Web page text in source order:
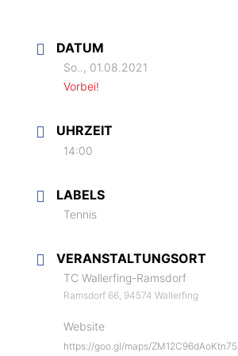
DATUM
So.., 01.08.2021
Vorbei!
UHRZEIT
14:00
LABELS
Tennis
VERANSTALTUNGSORT
TC Wallerfing-Ramsdorf
Ramsdorf 66, 94574 Wallerfing
Website
https://goo.gl/maps/ZM12C96dAoKtn75